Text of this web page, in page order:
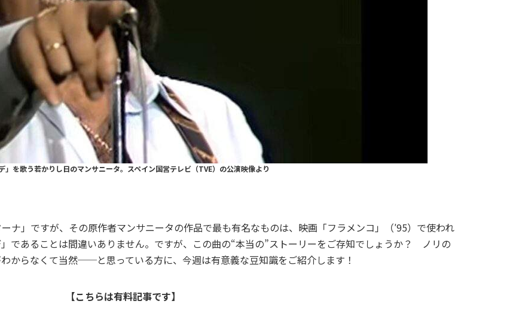
」を歌う若かりし日のマンサニータ。スペイン国営テレビ（TVE）の公演映像より
ナ」ですが、その原作者マンサニータの作品で最も有名なものは、映画「フラメンコ」（′95）で使われ
であることは間違いありません。ですが、この曲の“本当の”ストーリーをご存知でしょうか？ ノリの
からなくて当然──と思っている方に、今週は有意義な豆知識をご紹介します！
【こちらは有料記事です】